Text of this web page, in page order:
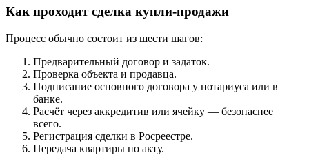
Как проходит сделка купли-продажи
Процесс обычно состоит из шести шагов:
Предварительный договор и задаток.
Проверка объекта и продавца.
Подписание основного договора у нотариуса или в
банке.
Расчёт через аккредитив или ячейку — безопаснее
всего.
Регистрация сделки в Росреестре.
Передача квартиры по акту.